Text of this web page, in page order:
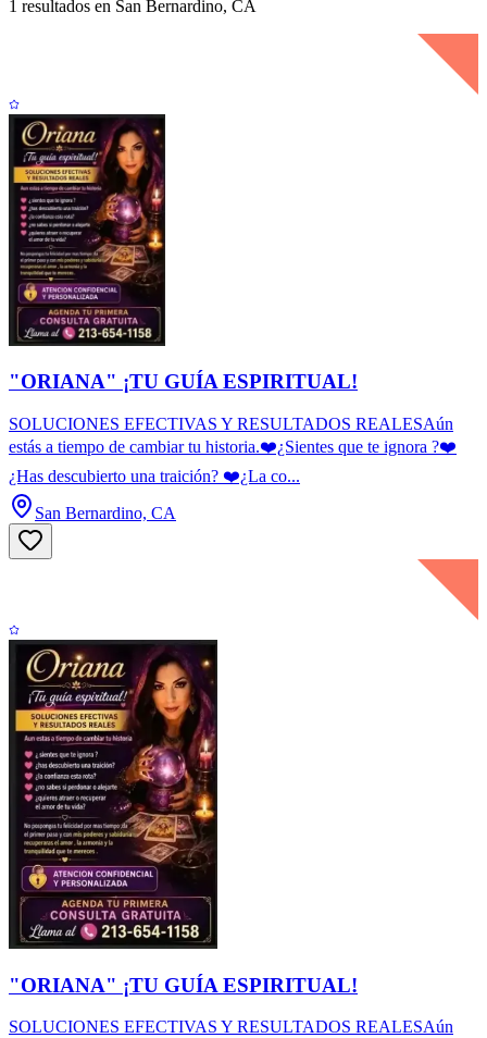
1 resultados en San Bernardino, CA
"ORIANA" ¡TU GUÍA ESPIRITUAL!
SOLUCIONES EFECTIVAS Y RESULTADOS REALESAún
estás a tiempo de cambiar tu historia.❤️¿Sientes que te ignora ?❤️
¿Has descubierto una traición? ❤️¿La co...
San Bernardino, CA
"ORIANA" ¡TU GUÍA ESPIRITUAL!
SOLUCIONES EFECTIVAS Y RESULTADOS REALESAún